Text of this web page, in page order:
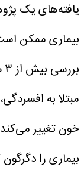
یافته‌های یک
بیماری ممکن است
مبتلا به
خون تغییر
بیماری را